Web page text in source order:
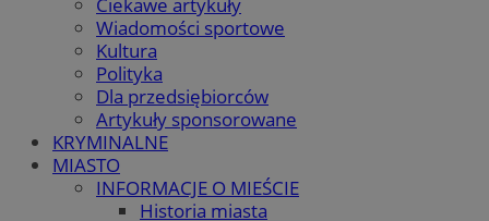
Wiadomości sportowe
Kultura
Polityka
Dla przedsiębiorców
Artykuły sponsorowane
KRYMINALNE
MIASTO
INFORMACJE O MIEŚCIE
Historia miasta